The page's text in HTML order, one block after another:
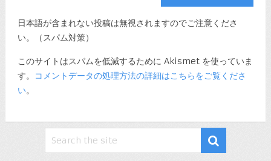
日本語が含まれない投稿は無視されますのでご注意くださ
い。（スパム対策）
このサイトはスパムを低減するために Akismet を使っていま
す。
コメントデータの処理方法の詳細はこちらをご覧くださ
い。